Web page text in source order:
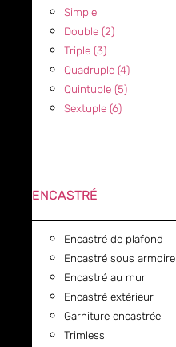
Simple
Double (2)
Triple (3)
Quadruple (4)
Quintuple (5)
Sextuple (6)
ENCASTRÉ
Encastré de plafond
Encastré sous armoire
Encastré au mur
Encastré extérieur
Garniture encastrée
Trimless